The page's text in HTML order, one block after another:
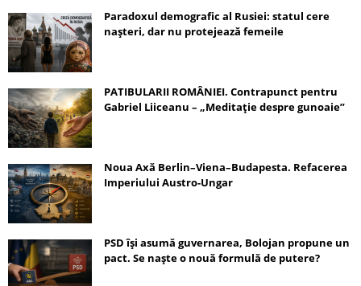
Paradoxul demografic al Rusiei: statul cere
nașteri, dar nu protejează femeile
PATIBULARII ROMÂNIEI. Contrapunct pentru
Gabriel Liiceanu – „Meditație despre gunoaie”
Noua Axă Berlin–Viena–Budapesta. Refacerea
Imperiului Austro-Ungar
PSD își asumă guvernarea, Bolojan propune un
pact. Se naște o nouă formulă de putere?